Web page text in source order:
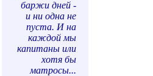
баржи дней -
и ни одна не
пуста. И на
каждой мы
капитаны или
хотя бы
матросы...